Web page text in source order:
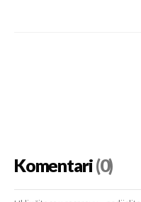
Komentari(0)